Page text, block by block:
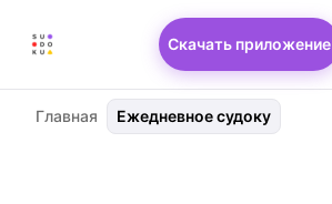
Скачать приложение
Главная Ежедневное судоку